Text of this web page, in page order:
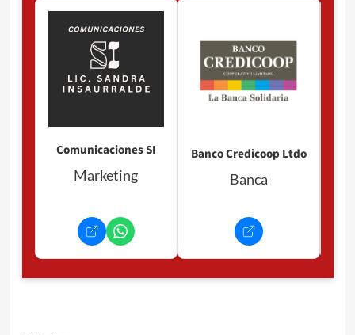
Comunicaciones SI
Marketing
Banco Credicoop Ltdo
Banca